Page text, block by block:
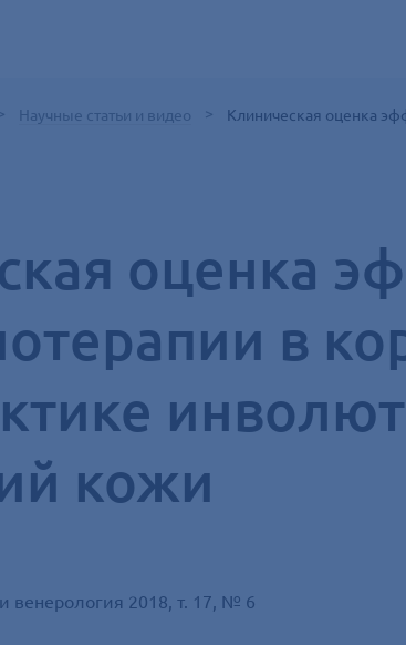
Научные статьи и видео Клиническая оценка
оценка
в
кожи
венерология 2018, т. 17, № 6